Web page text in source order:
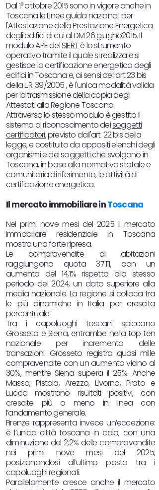
Dal 1° ottobre 2015 sono in vigore anche in
Toscana le Linee guida nazionali per
l'Attestazione della Prestazione Energetica
degli edifici di cui al DM 26 giugno2015. Il
modulo APE delSIERTè lo strumento
operativo tramite il quale si realizza e si
gestisce la certificazione energetica degli
edifici in Toscana e, ai sensi dell'art 23 bis
della L.R. 39/2005 , è l'unica modalità valida
per la trasmissione della copia degli
Attestati alla Regione Toscana.
Attraverso lo stesso modulo è gestito il
sistema di riconoscimento deisoggetti
certificatori, previsto dall'art. 22 bis della
legge, e costituito da appositi elenchi degli
organismi e dei soggetti che svolgono in
Toscana, in base alla normativa statale e
comunitaria di riferimento, le attività di
certificazione energetica.
Il mercato immobiliare inToscana
Nei primi nove mesi del 2025 il mercato
immobiliare residenziale in Toscana
mostra una forte ripresa.
Le compravendite di abitazioni
raggiungono quota 37.111, con un
aumento del 14,1% rispetto allo stesso
periodo del 2024, un dato superiore alla
media nazionale. La regione si colloca tra
le più dinamiche in Italia per crescita
percentuale.​
Tra i capoluoghi toscani spiccano
Grosseto e Siena, entrambe nella top ten
nazionale per incremento delle
transazioni. Grosseto registra quasi mille
compravendite con un aumento vicino al
30%, mentre Siena supera il 25%. Anche
Massa, Pistoia, Arezzo, Livorno, Prato e
Lucca mostrano risultati positivi, con
crescite più o meno in linea con
l’andamento generale.​
Firenze rappresenta invece un’eccezione:
è l’unica città toscana in calo, con una
diminuzione del 2,2% delle compravendite
nei primi nove mesi del 2025,
posizionandosi all’ultimo posto tra i
capoluoghi regionali.
Parallelamente cresce anche il mercato